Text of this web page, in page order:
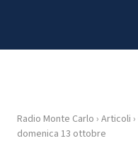
HOME
Radio Monte Carlo › Articoli ›
domenica 13 ottobre